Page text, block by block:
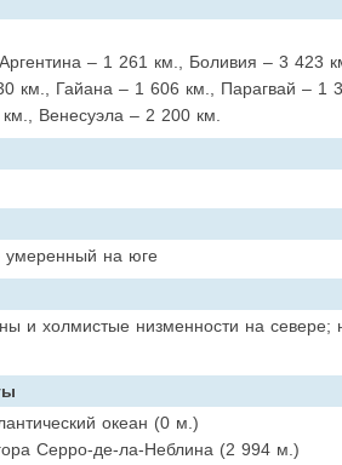
Аргентина – 1 261 км., Боливия – 3 423
км., Гайана – 1 606 км., Парагвай –
Венесуэла – 2 200 км.
умеренный на юге
и холмистые низменности на севере;
океан (0 м.)
Серро-де-ла-Неблина (2 994 м.)